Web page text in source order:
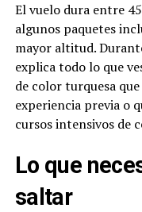
El vuelo dura entre
algunos paquetes
mayor altitud.
explica todo lo que
de color turquesa
experiencia previa o
cursos intensivos de
Lo que
saltar